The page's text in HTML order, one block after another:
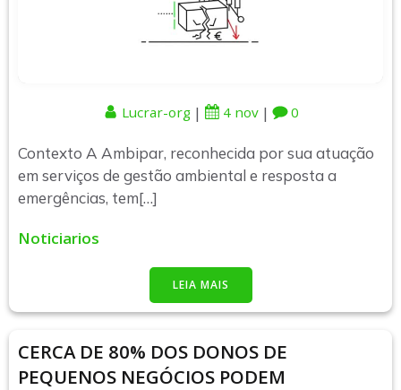
Lucrar-org | 4 nov | 0
Contexto A Ambipar, reconhecida por sua atuação
em serviços de gestão ambiental e resposta a
emergências, tem[…]
Noticiarios
LEIA MAIS
CERCA DE 80% DOS DONOS DE
PEQUENOS NEGÓCIOS PODEM